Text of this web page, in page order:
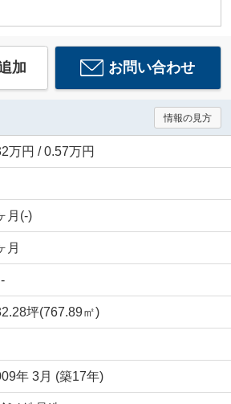
加 お問い合わせ
情報の見方
万円 / 0.57万円
月(-)
月
坪(767.89㎡)
年 3月 (築17年)